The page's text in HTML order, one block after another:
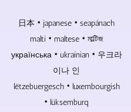
日本 • japanese • seapánach
malti • maltese • মাল্টিজ
українська • ukrainian • 우크라
이나 인
lëtzebuergesch • luxembourgish
• lüksemburq